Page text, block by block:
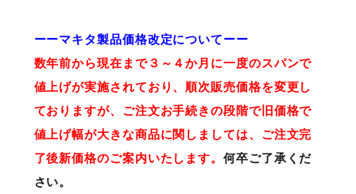
ーーマキタ製品価格改定についてーー
数年前から現在まで３～４か月に一度のスパンで
値上げが実施されており、順次販売価格を変更し
ておりますが、ご注文お手続きの段階で旧価格で
値上げ幅が大きな商品に関しましては、ご注文完
了後新価格のご案内いたします。何卒ご了承くだ
さい。